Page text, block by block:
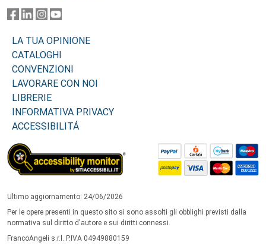
LA TUA OPINIONE
CATALOGHI
CONVENZIONI
LAVORARE CON NOI
LIBRERIE
INFORMATIVA PRIVACY
ACCESSIBILITÁ
Ultimo aggiornamento: 24/06/2026
Per le opere presenti in questo sito si sono assolti gli obblighi previsti dalla
normativa sul diritto d'autore e sui diritti connessi.
FrancoAngeli s.r.l. P.IVA 04949880159